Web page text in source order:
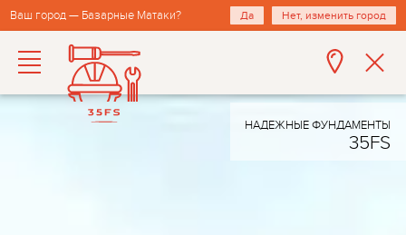
Ваш город — Базарные Матаки? Да Нет, изменить город
НАДЕЖНЫЕ ФУНДАМЕНТЫ
35FS